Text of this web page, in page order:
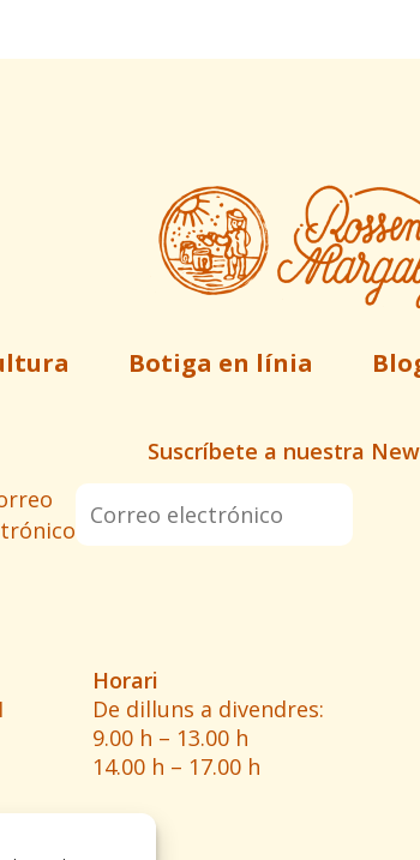
Botiga en línia
Suscríbete a nuestra
Horari
De dilluns a divendres:
9.00 h – 13.00 h
14.00 h – 17.00 h